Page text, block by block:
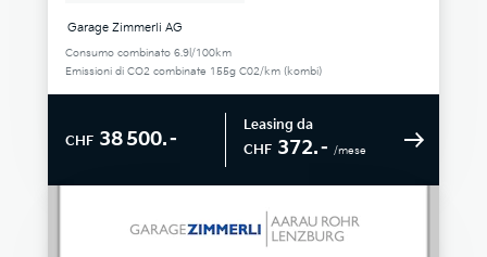
Garage Zimmerli AG
Consumo combinato 6.9l/100km
Emissioni di CO2 combinate 155g C02/km (kombi)
CHF 38 500.–
Leasing da
CHF 372.– /mese